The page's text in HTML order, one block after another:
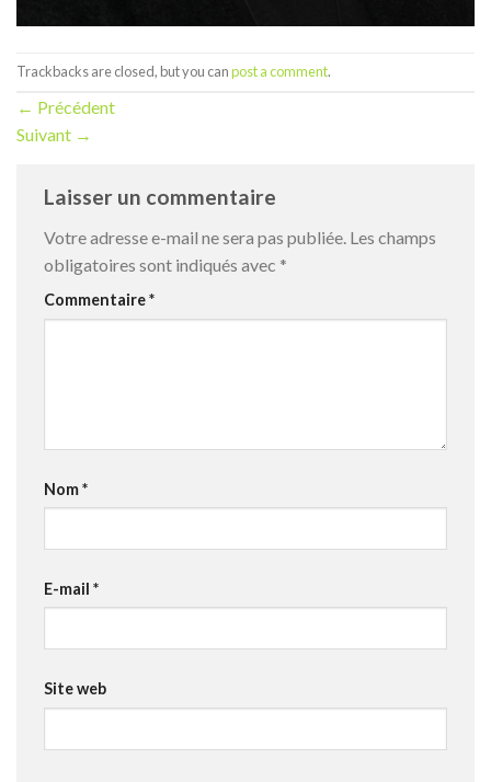
Trackbacks are closed, but you canpost a comment.
← Précédent
Suivant →
Laisser un commentaire
Votre adresse e-mail ne sera pas publiée. Les champs
obligatoires sont indiqués avec *
Commentaire*
Nom*
E-mail *
Site web